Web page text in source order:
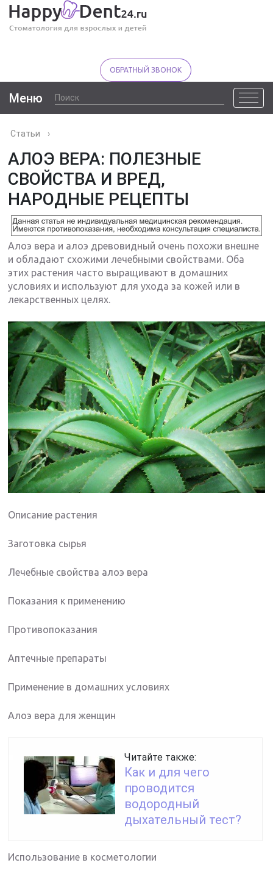
ОБРАТНЫЙ ЗВОНОК
Меню
Статьи ›
АЛОЭ ВЕРА: ПОЛЕЗНЫЕ
СВОЙСТВА И ВРЕД,
НАРОДНЫЕ РЕЦЕПТЫ
Алоэ вера и алоэ древовидный очень похожи внешне
и обладают схожими лечебными свойствами. Оба
этих растения часто выращивают в домашних
условиях и используют для ухода за кожей или в
лекарственных целях.
Описание растения
Заготовка сырья
Лечебные свойства алоэ вера
Показания к применению
Противопоказания
Аптечные препараты
Применение в домашних условиях
Алоэ вера для женщин
Читайте также:
Как и для чего
проводится
водородный
дыхательный тест?
Использование в косметологии